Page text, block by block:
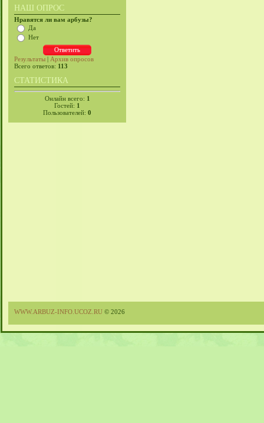
НАШ ОПРОС
Нравятся ли вам арбузы?
Да
Нет
Результаты | Архив опросов
Всего ответов: 113
СТАТИСТИКА
Онлайн всего: 1
Гостей: 1
Пользователей: 0
WWW.ARBUZ-INFO.UCOZ.RU © 2026